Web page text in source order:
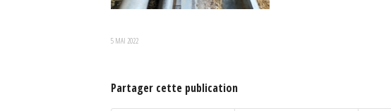
5 MAI 2022
Partager cette publication